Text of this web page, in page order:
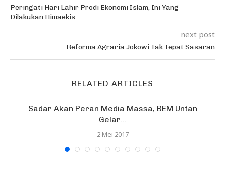
Peringati Hari Lahir Prodi Ekonomi Islam, Ini Yang
Dilakukan Himaekis
next post
Reforma Agraria Jokowi Tak Tepat Sasaran
RELATED ARTICLES
Sadar Akan Peran Media Massa, BEM Untan
Gelar...
2 Mei 2017